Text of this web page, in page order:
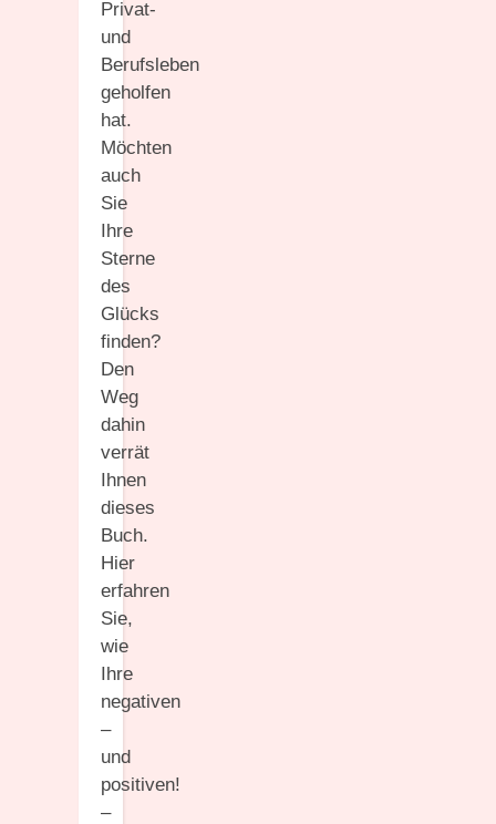
Privat-
und
Berufsleben
geholfen
hat.
Möchten
auch
Sie
Ihre
Sterne
des
Glücks
finden?
Den
Weg
dahin
verrät
Ihnen
dieses
Buch.
Hier
erfahren
Sie,
wie
Ihre
negativen
–
und
positiven!
–